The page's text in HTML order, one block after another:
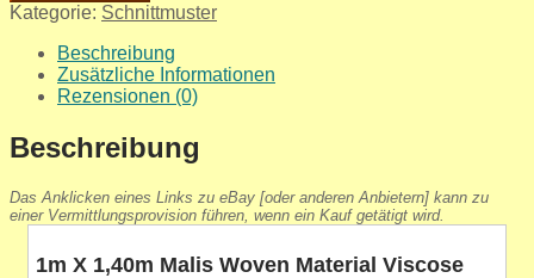
Kategorie: Schnittmuster
Beschreibung
Zusätzliche Informationen
Rezensionen (0)
Beschreibung
Das Anklicken eines Links zu eBay [oder anderen Anbietern] kann zu
einer Vermittlungsprovision führen, wenn ein Kauf getätigt wird.
1m X 1,40m Malis Woven Material Viscose